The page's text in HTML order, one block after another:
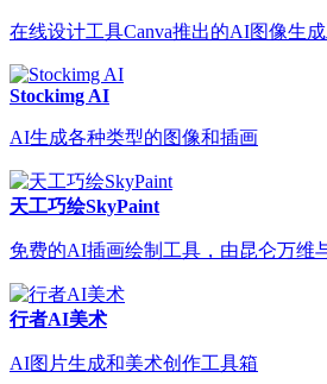
在线设计工具Canva推出的AI图像生
Stockimg AI
AI生成各种类型的图像和插画
天工巧绘SkyPaint
免费的AI插画绘制工具，由昆仑万维
行者AI美术
AI图片生成和美术创作工具箱